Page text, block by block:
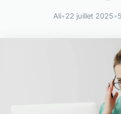
Ali•22 juillet 2025•